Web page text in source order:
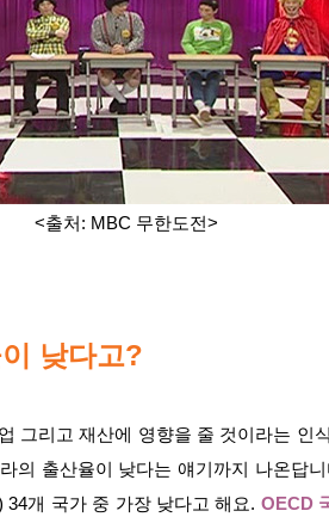
<출처: MBC 무한도전>
낮다고?
그리고 재산에 영향을 줄 것이라는 인
의 출산율이 낮다는 얘기까지 나온답
개 국가 중 가장 낮다고 해요. OECD